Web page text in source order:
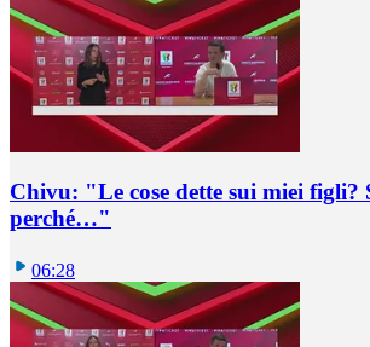
Chivu: "Le cose dette sui miei figli?
perché…"
06:28